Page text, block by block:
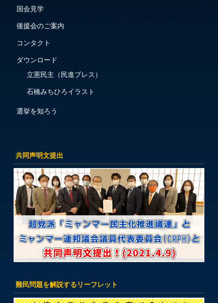
国会見学
後援会のご案内
コンタクト
ダウンロード
立憲民主（民進プレス）
石橋みちひろイラスト
選挙を知ろう
共同声明文提出
難民問題を解説するリーフレット